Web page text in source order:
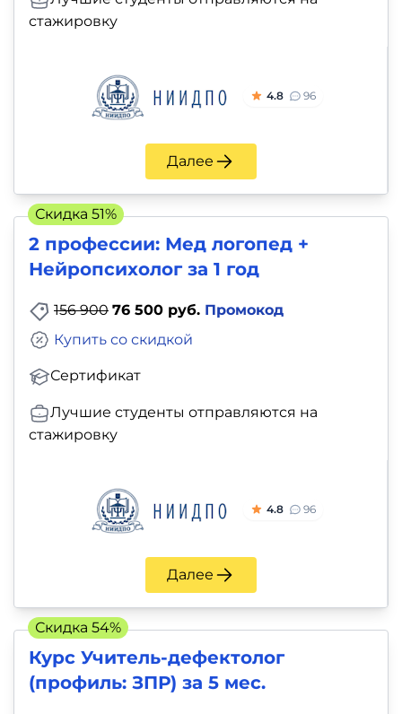
стажировку
4.8 96
Далее
2 профессии: Мед логопед +
Нейропсихолог за 1 год
156 900 76 500 руб. Промокод
Сертификат
Купить со скидкой
Лучшие студенты отправляются на
стажировку
4.8 96
Далее
Скидка 51%
Курс Учитель-дефектолог
(профиль: ЗПР) за 5 мес.
Скидка 54%